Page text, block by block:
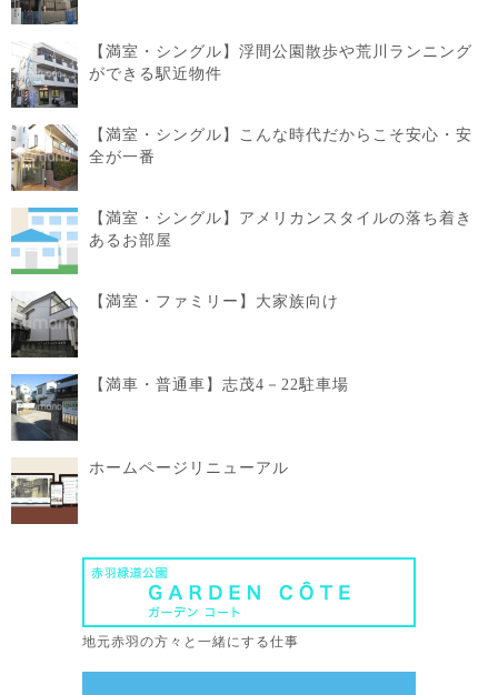
【満室・シングル】浮間公園散歩や荒川ランニング
ができる駅近物件
【満室・シングル】こんな時代だからこそ安心・安
全が一番
【満室・シングル】アメリカンスタイルの落ち着き
あるお部屋
【満室・ファミリー】大家族向け
【満車・普通車】志茂4－22駐車場
ホームページリニューアル
地元赤羽の方々と一緒にする仕事